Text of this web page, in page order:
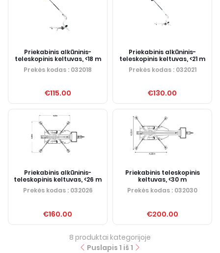
Priekabinis alkūninis-
teleskopinis keltuvas, <18 m
Prekės kodas : 032018
€115.00
Priekabinis alkūninis-
teleskopinis keltuvas, <21 m
Prekės kodas: 032021
€130.00
Priekabinis alkūninis-
teleskopinis keltuvas, <26 m
Prekės kodas: 032026
€160.00
Priekabinis teleskopinis
keltuvas, <30 m
Prekės kodas : 032030
€200.00
8 produktai kategorijoje
Puslapis 1 iš 1